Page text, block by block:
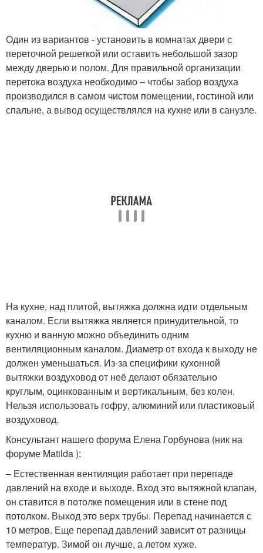
Один из вариантов - установить в комнатах двери с
переточной решеткой или оставить небольшой зазор
между дверью и полом. Для правильной организации
перетока воздуха необходимо – чтобы забор воздуха
производился в самом чистом помещении, гостиной или
спальне, а вывод осуществлялся на кухне или в санузле.
На кухне, над плитой, вытяжка должна идти отдельным
каналом. Если вытяжка является принудительной, то
кухню и ванную можно объединить одним
вентиляционным каналом. Диаметр от входа к выходу не
должен уменьшаться. Из-за специфики кухонной
вытяжки воздуховод от неё делают обязательно
круглым, оцинкованным и вертикальным, без колен.
Нельзя использовать гофру, алюминий или пластиковый
воздуховод.
Консультант нашего форума Елена Горбунова (ник на
форуме Matilda ):
– Естественная вентиляция работает при перепаде
давлений на входе и выходе. Вход это вытяжной клапан,
он ставится в потолке помещения или в стене под
потолком. Выход это верх трубы. Перепад начинается с
10 метров. Еще перепад давлений зависит от разницы
температур. Зимой он лучше, а летом хуже.